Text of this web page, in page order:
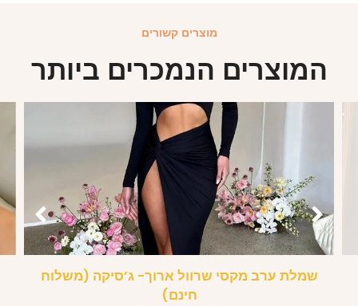
מוצרים קשורים
המוצרים הנמכרים ביותר
שמלת ערב מקסי שרוול ארוך- ג’סיקה (משלוח
חינם)